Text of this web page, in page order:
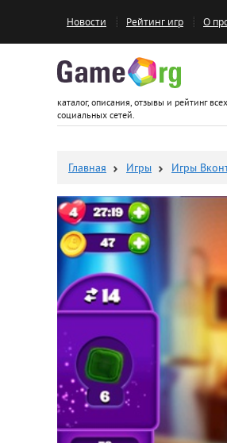
Новости Рейтинг игр О
каталог, описания, отзывы и рейтинг
социальных сетей.
Главная Игры Игры